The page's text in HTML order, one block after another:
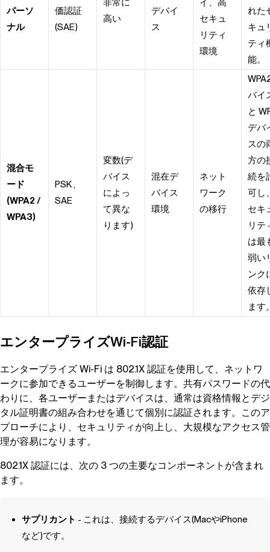
パーソ
ナル
価認証
(SAE)
非常に
高い
デバイ
ス
イ、高
セキュ
リティ
環境
れた
キュ
ティ
能。
混合モ
ード
(WPA2 /
WPA3)
PSK、
SAE
変数(デ
バイス
によっ
て異な
ります)
混在デ
バイス
環境
ネット
ワーク
の移行
バイ
と
デバ
スの
方の
続を
可し
セキ
リテ
は最
弱い
ンク
依存
ます
エンタープライズWi-Fi認証
エンタープライズ Wi-Fi は 802.1X 認証を使用して、ネットワ
ークに参加できるユーザーを制御します。共有パスワードの代
わりに、各ユーザーまたはデバイスは、通常は資格情報とデジ
タル証明書の組み合わせを通じて個別に認証されます。このア
プローチにより、セキュリティが向上し、大規模なアクセス管
理が容易になります。
802.1X 認証には、次の 3 つの主要なコンポーネントが含まれ
ます。
サプリカント - これは、接続するデバイス(MacやiPhone
など)です。